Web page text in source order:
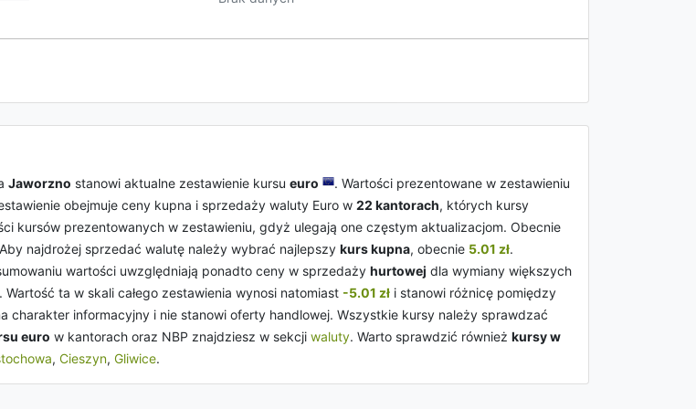
Jaworzno stanowi aktualne zestawienie kursu euro
. Wartości prezentowane w zestawieniu
obejmuje ceny kupna i sprzedaży waluty Euro w 22 kantorach, których kursy
kursów prezentowanych w zestawieniu, gdyż ulegają one częstym aktualizacjom. Obecnie
najdrożej sprzedać walutę należy wybrać najlepszy kurs kupna, obecnie 5.01 zł.
wartości uwzględniają ponadto ceny w sprzedaży hurtowej dla wymiany większych
. Wartość ta w skali całego zestawienia wynosi natomiast -5.01 zł i stanowi różnicę pomiędzy
charakter informacyjny i nie stanowi oferty handlowej. Wszystkie kursy należy sprawdzać
euro w kantorach oraz NBP znajdziesz w sekcji waluty. Warto sprawdzić również kursy w
, Cieszyn, Gliwice.